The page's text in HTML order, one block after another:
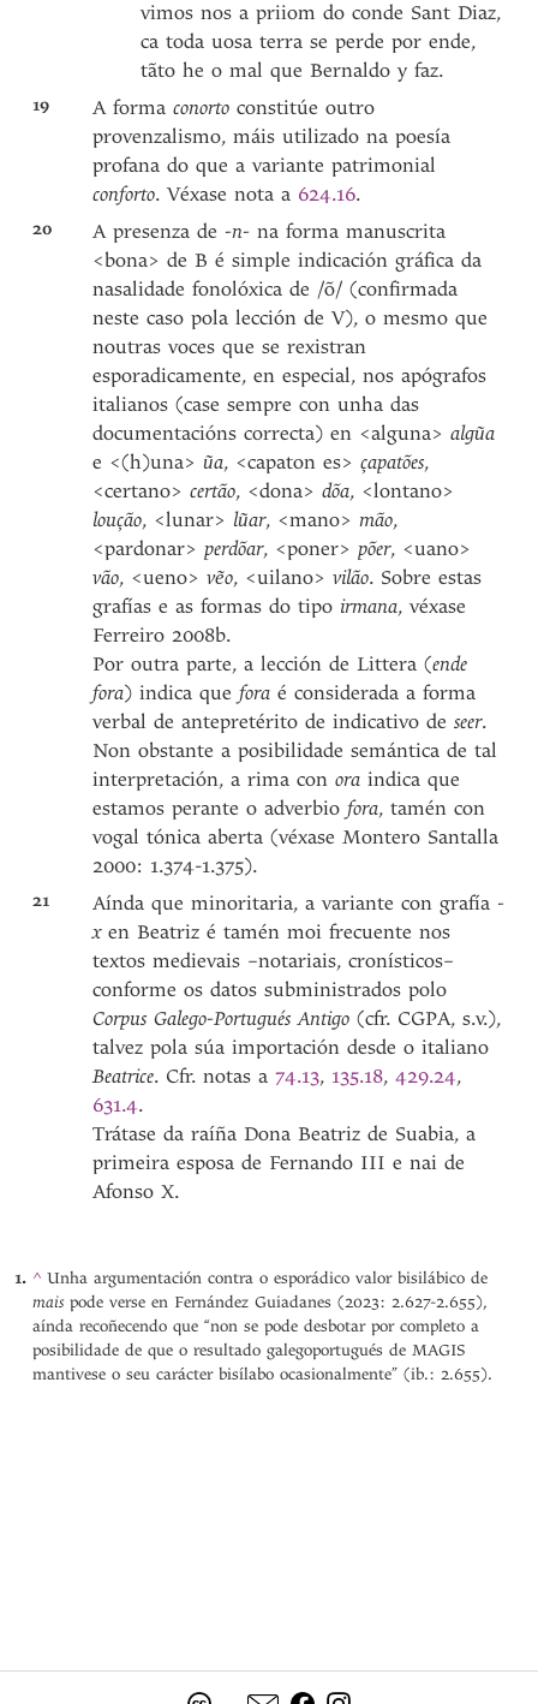
vimos nos a priiom do conde Sant Diaz,
ca toda uosa terra se perde por ende,
tãto he o mal que Bernaldo y faz.
19 A formaconorto constitúe outro
provenzalismo, máis utilizado na poesía
profana do que a variante patrimonial
conforto. Véxase nota a 624.16.
20 A presenza de -n- na forma manuscrita
<bona> de B é simple indicación gráfica da
nasalidade fonolóxica de /õ/ (confirmada
neste caso pola lección de V), o mesmo que
noutras voces que se rexistran
esporadicamente, en especial, nos apógrafos
italianos (case sempre con unha das
documentacións correcta) en <alguna>algũa
e <(h)una>ũa, <capaton es>çapatões,
<certano>certão, <dona>dõa, <lontano>
loução, <lunar> lũar, <mano>mão,
<pardonar>perdõar, <poner>põer, <uano>
vão, <ueno>vẽo, <uilano>vilão. Sobre estas
grafías e as formas do tipo irmana, véxase
Ferreiro 2008b.
Por outra parte, a lección de Littera (ende
fora) indica queforaé considerada a forma
verbal de antepretérito de indicativo deseer.
Non obstante a posibilidade semántica de tal
interpretación, a rima conoraindica que
estamos perante o adverbiofora, tamén con
vogal tónica aberta (véxase Montero Santalla
2000: 1.374-1.375).
21 Aínda que minoritaria, a variante con grafía -
xen Beatriz é tamén moi frecuente nos
textos medievais –notariais, cronísticos–
conforme os datos subministrados polo
Corpus Galego-Portugués Antigo (cfr. CGPA, s.v.),
talvez pola súa importación desde o italiano
Beatrice. Cfr. notas a74.13, 135.18,429.24,
631.4.
Trátase da raíña Dona Beatriz de Suabia, a
primeira esposa de Fernando III e nai de
Afonso X.
^ Unha argumentación contra o esporádico valor bisilábico de
mais pode verse en Fernández Guiadanes (2023: 2.627-2.655),
aínda recoñecendo que “non se pode desbotar por completo a
posibilidade de que o resultado galegoportugués de MAGIS
mantivese o seu carácter bisílabo ocasionalmente” (ib.: 2.655).